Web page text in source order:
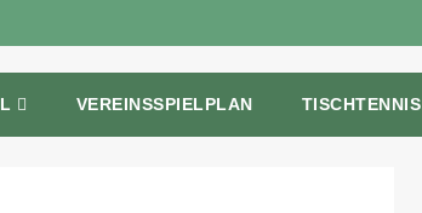
VEREINSSPIELPLAN TISCHTENNIS